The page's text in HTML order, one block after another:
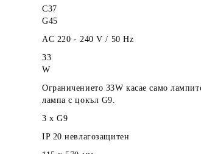
C37
G45
AC 220 - 240 V / 50 Hz
33
W
Ограничението 33W касае само
лампа с цокъл G9.
3 x G9
IP 20 невлагозащитен